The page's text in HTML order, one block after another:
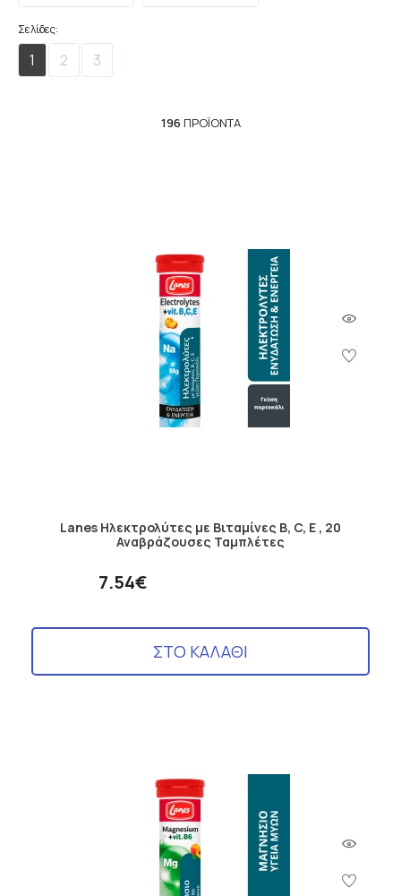
Σελίδες:
1 2 3
196 ΠΡΟΪΌΝΤΑ
Lanes Ηλεκτρολύτες µε Βιταμίνες B, C, E , 20
Αναβράζουσες Ταμπλέτες
7.54€
ΣΤΟ ΚΑΛΑΘΙ